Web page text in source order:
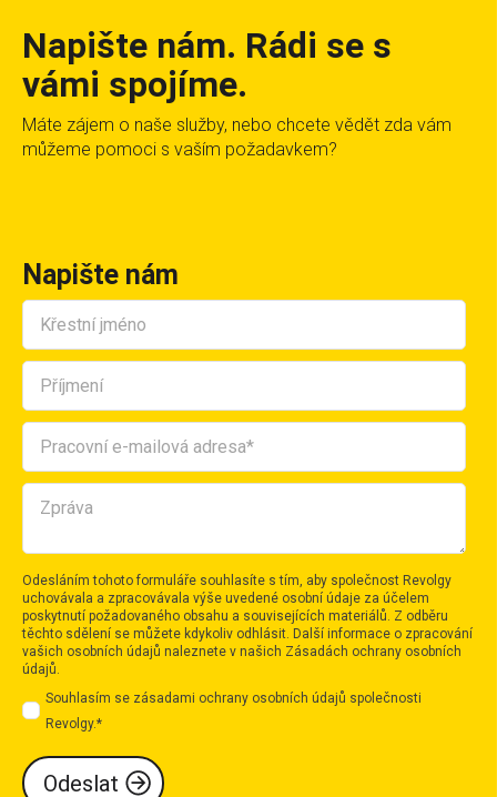
Napište nám. Rádi se s
vámi spojíme.
Máte zájem o naše služby, nebo chcete vědět zda vám
můžeme pomoci s vaším požadavkem?
Napište nám
Odesláním tohoto formuláře souhlasíte s tím, aby společnost Revolgy
uchovávala a zpracovávala výše uvedené osobní údaje za účelem
poskytnutí požadovaného obsahu a souvisejících materiálů. Z odběru
těchto sdělení se můžete kdykoliv odhlásit. Další informace o zpracování
vašich osobních údajů naleznete v našich Zásadách ochrany osobních
údajů.
Souhlasím se zásadami ochrany osobních údajů společnosti
Revolgy.*